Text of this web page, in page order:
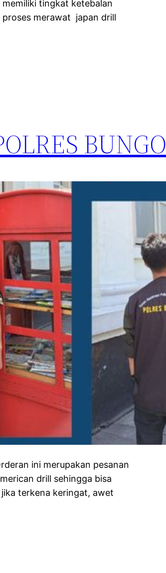
tingkat ketebalan
merawat japan drill
BUNGO
ini merupakan pesanan
drill sehingga bisa
terkena keringat, awet